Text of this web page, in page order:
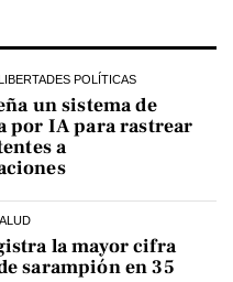
POLÍTICAS
un sistema de
por IA para rastrear
a
la mayor cifra
sarampión en 35